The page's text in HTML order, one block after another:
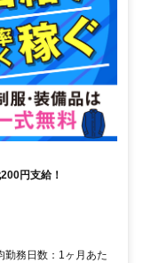
円支給！
勤務日数：1ヶ月あた